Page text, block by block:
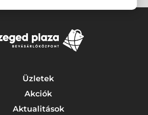
Üzletek
Akciók
Aktualitások